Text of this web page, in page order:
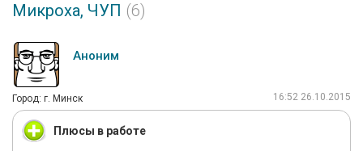
Микроха, ЧУП (6)
Аноним
Город: г. Минск 16:52 26.10.2015
Плюсы в работе